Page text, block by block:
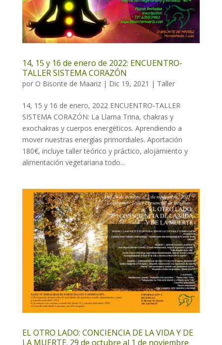
14, 15 y 16 de enero de 2022: ENCUENTRO-
TALLER SISTEMA CORAZÓN
por O Bisonte de Maariz| Dic 19, 2021 | Taller
14, 15 y 16 de enero, 2022 ENCUENTRO-TALLER
SISTEMA CORAZÓN: La Llama Trina, chakras y
exochakras y cuerpos energéticos. Aprendiendo a
mover nuestras energías primordiales. Aportación
180€, incluye taller teórico y práctico, alojamiento y
alimentación vegetariana todo...
EL OTRO LADO: CONCIENCIA DE LA VIDA Y DE
LA MUERTE. 29 de octubre al 1 de noviembre